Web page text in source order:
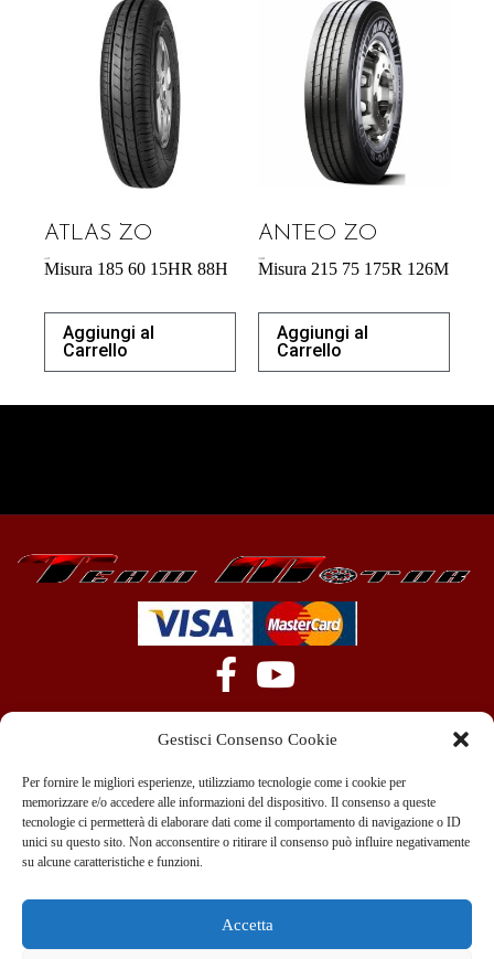
Gestisci Consenso Cookie
Per fornire le migliori esperienze, utilizziamo tecnologie come i cookie per
memorizzare e/o accedere alle informazioni del dispositivo. Il consenso a queste
tecnologie ci permetterà di elaborare dati come il comportamento di navigazione o ID
unici su questo sito. Non acconsentire o ritirare il consenso può influire negativamente
su alcune caratteristiche e funzioni.
Accetta
ATLAS ZO
Misura 185 60 15HR 88H
Aggiungi al
Carrello
ANTEO ZO
Misura 215 75 175R 126M
Aggiungi al
Carrello
+39 351 970 89 33
info@teammotor.it